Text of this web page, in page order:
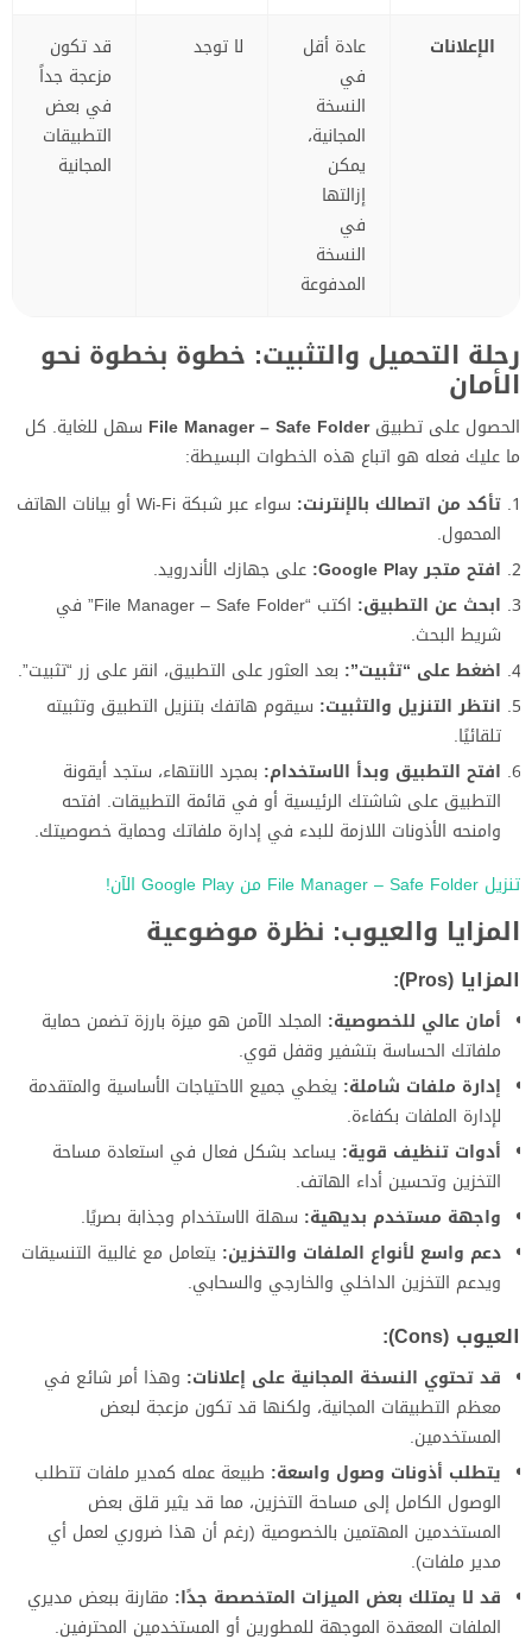
الإعلانات
عادة أقل
في
النسخة
المجانية،
يمكن
إزالتها
في
النسخة
المدفوعة
لا توجد
قد تكون
مزعجة جداً
في بعض
التطبيقات
المجانية
رحلة التحميل والتثبيت: خطوة بخطوة نحو
الأمان
الحصول على تطبيقFile Manager – Safe Folder سهل للغاية. كل
ما عليك فعله هو اتباع هذه الخطوات البسيطة:
تأكد من اتصالك بالإنترنت:
سواء عبر شبكة Wi-Fi أو بيانات الهاتف
المحمول.
افتح متجر Google Play:
على جهازك الأندرويد.
ابحث عن التطبيق:
اكتب “File Manager – Safe Folder” في
شريط البحث.
اضغط على “تثبيت”: بعد العثور على التطبيق، انقر على زر “تثبيت”.
انتظر التنزيل والتثبيت: سيقوم هاتفك بتنزيل التطبيق وتثبيته
تلقائيًا.
افتح التطبيق وبدأ الاستخدام: بمجرد الانتهاء، ستجد أيقونة
التطبيق على شاشتك الرئيسية أو في قائمة التطبيقات. افتحه
وامنحه الأذونات اللازمة للبدء في إدارة ملفاتك وحماية خصوصيتك.
تنزيل File Manager – Safe Folder من Google Play الآن!
المزايا والعيوب: نظرة موضوعية
المزايا (Pros):
أمان عالي للخصوصية: المجلد الآمن هو ميزة بارزة تضمن حماية
ملفاتك الحساسة بتشفير وقفل قوي.
إدارة ملفات شاملة: يغطي جميع الاحتياجات الأساسية والمتقدمة
لإدارة الملفات بكفاءة.
أدوات تنظيف قوية: يساعد بشكل فعال في استعادة مساحة
التخزين وتحسين أداء الهاتف.
واجهة مستخدم بديهية: سهلة الاستخدام وجذابة بصريًا.
دعم واسع لأنواع الملفات والتخزين: يتعامل مع غالبية التنسيقات
ويدعم التخزين الداخلي والخارجي والسحابي.
العيوب (Cons):
قد تحتوي النسخة المجانية على إعلانات: وهذا أمر شائع في
معظم التطبيقات المجانية، ولكنها قد تكون مزعجة لبعض
المستخدمين.
يتطلب أذونات وصول واسعة: طبيعة عمله كمدير ملفات تتطلب
الوصول الكامل إلى مساحة التخزين، مما قد يثير قلق بعض
المستخدمين المهتمين بالخصوصية (رغم أن هذا ضروري لعمل أي
مدير ملفات).
قد لا يمتلك بعض الميزات المتخصصة جدًا: مقارنة ببعض مديري
الملفات المعقدة الموجهة للمطورين أو المستخدمين المحترفين.